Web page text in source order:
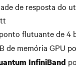
de resposta do
flutuante de 4
de memória GPU
InfiniBand